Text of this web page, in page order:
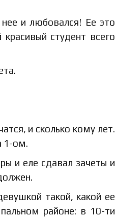
и любовался! Ее это
студент всего
и сколько кому лет.
1-ом.
и еле сдавал зачеты и
такой, какой ее
районе: в 10-ти